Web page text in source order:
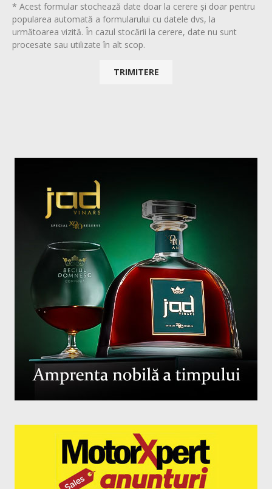
* Acest formular stochează date doar la cerere și doar pentru
popularea automată a formularului cu datele dvs, la
următoarea vizită. În cazul stocării la cerere, date nu sunt
procesate sau utilizate în alt scop.